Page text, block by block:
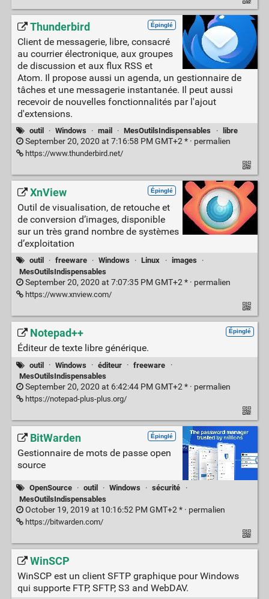
Épinglé
Thunderbird
Client de messagerie, libre, consacré
au courrier électronique, aux groupes
de discussion et aux flux RSS et
Atom. Il propose aussi un agenda, un gestionnaire de
tâches et une messagerie instantanée. Il peut aussi
recevoir de nouvelles fonctionnalités par l'ajout
d'extensions.
outil · Windows · mail · MesOutilsIndispensables · libre
September 20, 2020 at 7:16:58 PM GMT+2 * · permalien
https://www.thunderbird.net/
Épinglé
XnView
Outil de visualisation, de retouche et
de conversion d’images, disponible
sur un très grand nombre de systèmes
d’exploitation
outil · freeware · Windows · Linux · images
·
MesOutilsIndispensables
September 20, 2020 at 7:07:35 PM GMT+2 * · permalien
https://www.xnview.com/
Épinglé
Notepad++
Éditeur de texte libre générique.
outil · Windows · éditeur · freeware
·
MesOutilsIndispensables
September 20, 2020 at 6:42:44 PM GMT+2 * · permalien
https://notepad-plus-plus.org/
Épinglé
BitWarden
Gestionnaire de mots de passe open
source
OpenSource · outil · Windows · sécurité
·
MesOutilsIndispensables
October 19, 2019 at 10:16:52 PM GMT+2 * · permalien
https://bitwarden.com/
WinSCP
WinSCP est un client SFTP graphique pour Windows
qui supporte FTP, SFTP, S3 and WebDAV.